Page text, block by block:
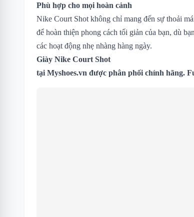
Phù hợp cho mọi hoàn cảnh
Nike Court Shot không chỉ mang đến sự thoải
để hoàn thiện phong cách tối giản của bạn, dù
các hoạt động nhẹ nhàng hàng ngày.
Giày Nike Court Shot
tại Myshoes.vn được phân phối chính hãng.